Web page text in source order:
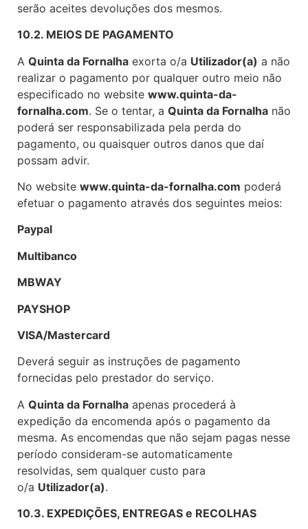
serão aceites devoluções dos mesmos.
10.2. MEIOS DE PAGAMENTO
A Quinta da Fornalha exorta o/a Utilizador(a) a não
realizar o pagamento por qualquer outro meio não
especificado no website www.quinta-da-
fornalha.com. Se o tentar, a Quinta da Fornalha não
poderá ser responsabilizada pela perda do
pagamento, ou quaisquer outros danos que daí
possam advir.
No website www.quinta-da-fornalha.com poderá
efetuar o pagamento através dos seguintes meios:
Paypal
Multibanco
MBWAY
PAYSHOP
VISA/Mastercard
Deverá seguir as instruções de pagamento
fornecidas pelo prestador do serviço.
A Quinta da Fornalha apenas procederá à
expedição da encomenda após o pagamento da
mesma. As encomendas que não sejam pagas nesse
período consideram-se automaticamente
resolvidas, sem qualquer custo para
o/a Utilizador(a).
10.3. EXPEDIÇÕES, ENTREGAS e RECOLHAS